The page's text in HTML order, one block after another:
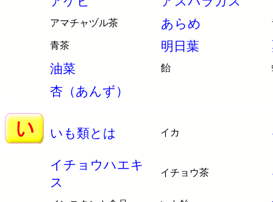
アマチャヅル茶 あらめ
青茶 明日葉
油菜
飴
杏（あんず）
いも類とは イカ
イチョウハエキ
ス
イチョウ茶